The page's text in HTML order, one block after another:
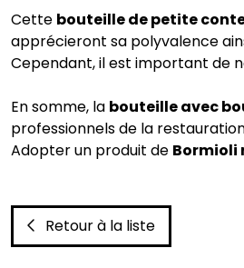
Cette bouteille de petite
apprécieront sa polyvalence
Cependant, il est important de
En somme, la bouteille avec
professionnels de la
Adopter un produit de Bormioli
Retour à la liste